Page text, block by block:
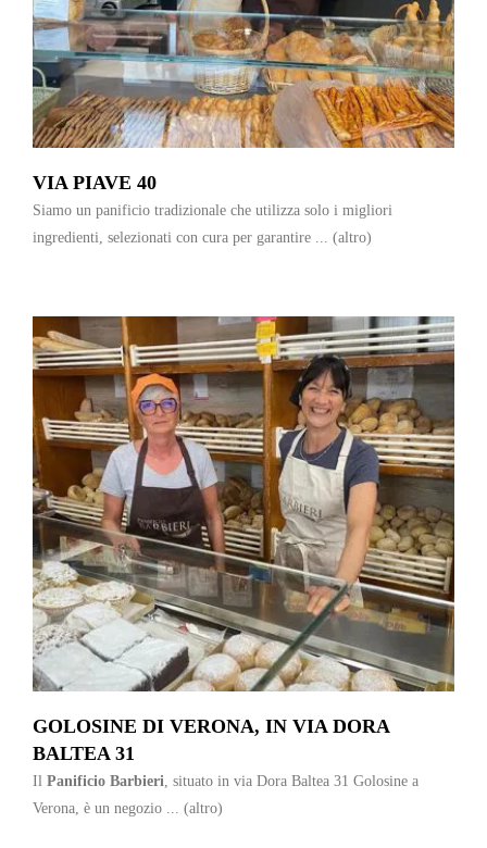
VIA PIAVE 40
Siamo un panificio tradizionale che utilizza solo i migliori
ingredienti, selezionati con cura per garantire ... (altro)
GOLOSINE DI VERONA, IN VIA DORA
BALTEA 31
Il Panificio Barbieri , situato in via Dora Baltea 31 Golosine a
Verona, è un negozio ... (altro)